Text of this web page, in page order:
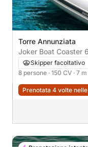
Torre Annunziata
Joker Boat Coaster
Skipper facoltativo
8 persone · 150 CV · 7 m
Prenotata 4 volte